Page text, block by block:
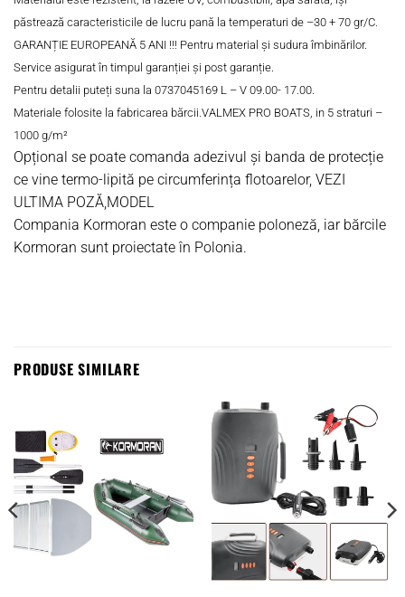
păstrează caracteristicile de lucru pană la temperaturi de –30 + 70 gr/C.
GARANȚIE EUROPEANĂ 5 ANI !!! Pentru material și sudura îmbinărilor.
Service asigurat în timpul garanției și post garanție.
Pentru detalii puteți suna la 0737045169 L – V 09.00- 17.00.
Materiale folosite la fabricarea bărcii.VALMEX PRO BOATS, in 5 straturi –
1000 g/m²
Opțional se poate comanda adezivul și banda de protecție
ce vine termo-lipită pe circumferința flotoarelor, VEZI
ULTIMA POZĂ,MODEL
Compania Kormoran este o companie poloneză, iar bărcile
Kormoran sunt proiectate în Polonia.
PRODUSE SIMILARE